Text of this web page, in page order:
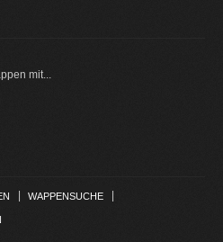
mit...
WAPPENSUCHE